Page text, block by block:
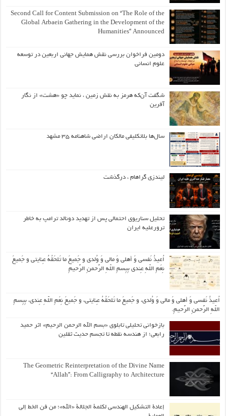
Second Call for Content Submission on “The Role of the
Global Arbaein Gathering in the Development of the
Humanities” Announced
دومین فراخوان بررسی نقش همایش جهانی اربعین در توسعه
علوم انسانی
شگفت آن‌که هرمز به نقش زمین ، نماید چو «هشت» از نگار
آفرین
سال‌ها بلاتکلیفی مالکان اراضی شاهنامه ۳۵ مشهد
لیندزی گراهام ، درگذشت
تحلیل سناریوی احتمالی پس از تهدید دونالد ترامپ به خاطر
ترورعلیه ایران
اُعیذُ نَفسی وَ أهلی وَ مالی وَ وُلدی و جَمیعَ ما تَلحَقُهُ عِنایتی و جَمیعَ
نِعَمِ اللّهِ عِندی بِبِسمِ اللّهِ الرَّحمنِ الرَّحیمِ
اُعیذُ نَفسی وَ أهلی وَ مالی وَ وُلدی، و جَمیعَ ما تَلحَقُهُ عِنایتی، و جَمیعَ نِعَمِ اللّهِ عِندی، بِبِسمِ
اللّهِ الرَّحمنِ الرَّحیمِ.
بازخوانی تحلیلی تابلوی «بسم الله الرحمن الرحیم» اثر حمید
رابعی؛ از هندسه نقطه تا تجسم حدیث ثقلین
The Geometric Reinterpretation of the Divine Name
“Allah”: From Calligraphy to Architecture
إعادة التشكيل الهندسي لكلمة الجلالة «الله»؛ من فن الخط إلى